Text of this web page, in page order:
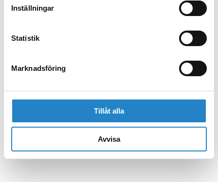
Inställningar
Statistik
Marknadsföring
Tillåt alla
Avvisa